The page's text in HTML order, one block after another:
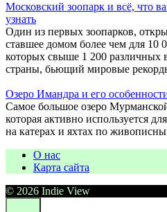
Московский зоопарк и всё, что
узнать
Один из первых зоопарков,
ставшее домом более чем для 10
которых свыше 1 200 различных
страны, бьющий мировые
Озеро Имандра и его
Самое большое озеро
которая активно используется
на катерах и яхтах по
О нас
Карта сайта
© 2026 Indie View